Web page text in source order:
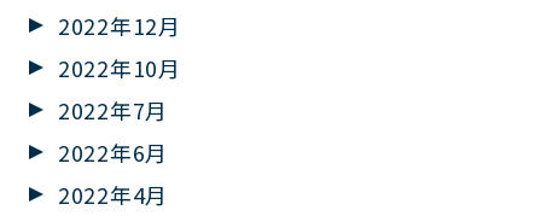
2022年12月
2022年10月
2022年7月
2022年6月
2022年4月